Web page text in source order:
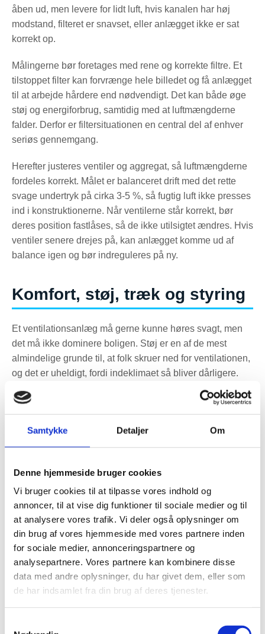
Samtykke Detaljer Om
Denne hjemmeside bruger cookies
Vi bruger cookies til at tilpasse vores indhold og
annoncer, til at vise dig funktioner til sociale medier og til
at analysere vores trafik. Vi deler også oplysninger om
din brug af vores hjemmeside med vores partnere inden
for sociale medier, annonceringspartnere og
analysepartnere. Vores partnere kan kombinere disse
data med andre oplysninger, du har givet dem, eller som
de har indsamlet fra din brug af deres tjenester.
åben ud, men levere for lidt luft, hvis kanalen har høj
modstand, filteret er snavset, eller anlægget ikke er sat
korrekt op.
Målingerne bør foretages med rene og korrekte filtre. Et
tilstoppet filter kan forvrænge hele billedet og få anlægget
til at arbejde hårdere end nødvendigt. Det kan både øge
støj og energiforbrug, samtidig med at luftmængderne
falder. Derfor er filtersituationen en central del af enhver
seriøs gennemgang.
Herefter justeres ventiler og aggregat, så luftmængderne
fordeles korrekt. Målet er balanceret drift med det rette
svage undertryk på cirka 3-5 %, så fugtig luft ikke presses
ind i konstruktionerne. Når ventilerne står korrekt, bør
deres position fastlåses, så de ikke utilsigtet ændres. Hvis
ventiler senere drejes på, kan anlægget komme ud af
balance igen og bør indreguleres på ny.
Komfort, støj, træk og styring
Et ventilationsanlæg må gerne kunne høres svagt, men
det må ikke dominere boligen. Støj er en af de mest
almindelige grunde til, at folk skruer ned for ventilationen,
og det er uheldigt, fordi indeklimaet så bliver dårligere.
Hvis ventilationen opleves irriterende, ender mange med
at vælge stilhed frem for frisk luft.
I København ses støjproblemer især i tætte boliger, hvor
anlægget kører med for høje luftmængder for at
meget luft, kan det give susen, træk og
kuldefornemmelse. Hvis kanalerne er uhensigtsmæssigt
dimensioneret, kan lufthastigheden blive for høj.
Manglende lyddæmpere kan også give støj fra aggregatet
eller lydtransport mellem rum.
Ved en faglig gennemgang vurderes hele luftvejen. Der
ses på, om der er behov for bedre lyddæmpning før og
efter aggregatet, om kanaler i kolde zoner som loft eller